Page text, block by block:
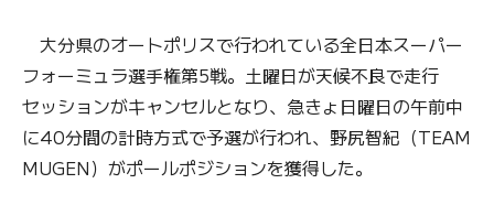
大分県のオートポリスで行われている全日本スーパー
フォーミュラ選手権第5戦。土曜日が天候不良で走行
セッションがキャンセルとなり、急きょ日曜日の午前中
に40分間の計時方式で予選が行われ、野尻智紀（TEAM
MUGEN）がポールポジションを獲得した。